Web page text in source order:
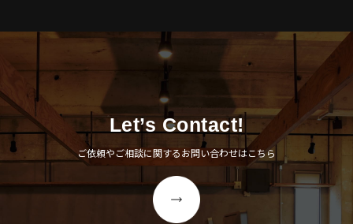
Let’s Contact!
ご依頼やご相談に関するお問い合わせはこちら